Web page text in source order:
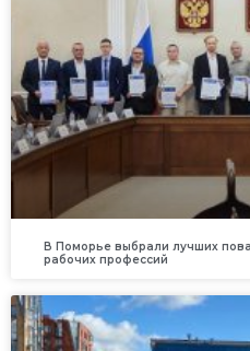
В Поморье выбрали лучших
рабочих профессий